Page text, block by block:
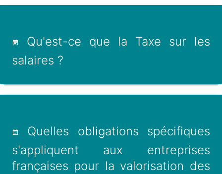
Qu'est-ce que la Taxe sur les
salaires ?
Quelles obligations spécifiques
s'appliquent aux entreprises
françaises pour la valorisation des